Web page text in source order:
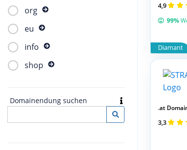
org
eu
info
shop
Domainendung suchen
Diamant
4,9
99%
.at
3,3